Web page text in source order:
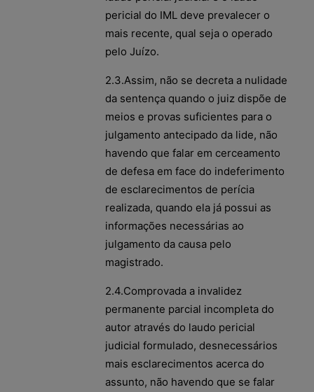
pericial do IML deve prevalecer o
mais recente, qual seja o operado
pelo Juízo.
2.3.Assim, não se decreta a nulidade
da sentença quando o juiz dispõe de
meios e provas suficientes para o
julgamento antecipado da lide, não
havendo que falar em cerceamento
de defesa em face do indeferimento
de esclarecimentos de perícia
realizada, quando ela já possui as
informações necessárias ao
julgamento da causa pelo
magistrado.
2.4.Comprovada a invalidez
permanente parcial incompleta do
autor através do laudo pericial
judicial formulado, desnecessários
mais esclarecimentos acerca do
assunto, não havendo que se falar